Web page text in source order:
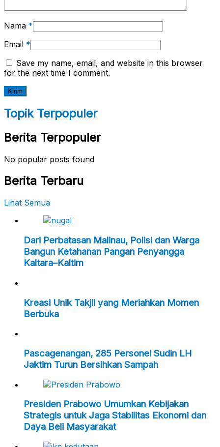
Nama *
Email *
Save my name, email, and website in this browser
for the next time I comment.
Topik Terpopuler
Berita Terpopuler
No popular posts found
Berita Terbaru
Lihat Semua
Dari Perbatasan Malinau, Polisi dan Warga
Bangun Ketahanan Pangan Penyangga
Kaltara–Kaltim
Kreasi Unik Takjil yang Meriahkan Momen
Berbuka
Pascagenangan, 285 Personel Sudin LH
Jaktim Turun Bersihkan Sampah
Presiden Prabowo Umumkan Kebijakan
Strategis untuk Jaga Stabilitas Ekonomi dan
Daya Beli Masyarakat